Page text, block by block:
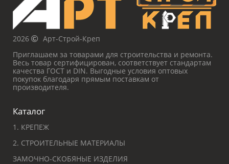
2026
Арт-Строй-Креп
Приглашаем за товарами для строительства и ремонта.
Весь товар сертифицирован, соответствует стандартам
качества ГОСТ и DIN. Выгодные условия оптовых
покупок благодаря прямым поставкам от
производителя.
Каталог
1. КРЕПЕЖ
2. СТРОИТЕЛЬНЫЕ МАТЕРИАЛЫ
ЗАМОЧНО-СКОБЯНЫЕ ИЗДЕЛИЯ